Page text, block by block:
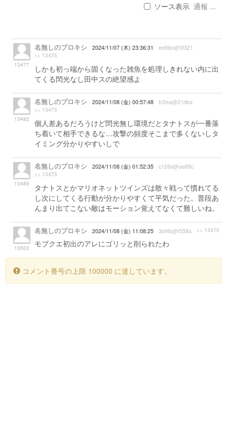
ソース表示 通報 ...
13477
名無しのプロキシ 2024/11/07 (木) 23:36:31 ee86e@3f321
>> 13475
しかも初っ端から固くなった雑魚を処理しきれない内に出
てくる閃光なし田中スの絶望感よ
13482
名無しのプロキシ 2024/11/08 (金) 00:57:48 fc5ea@21dba
>> 13475
個人差あるだろうけど閃光無し環境だとタナトスが一番落
ち着いて相手できるな…攻撃の頻度そこまで多くないしタ
イミング分かりやすいしで
13485
名無しのプロキシ 2024/11/08 (金) 01:52:35 c128d@ae89c
>> 13475
タナトスとかマリオネットツインズは散々戦って慣れてる
し次にしてくる行動が分かりやすくて平気だった。普段あ
んまり出てこない敵はモーション覚えてなくて難しいね。
13502
名無しのプロキシ 2024/11/08 (金) 11:08:25 3b9fb@f558a >> 13475
モブクエ初出のアレにゴリッと削られたわ
コメント番号の上限 100000 に達しています。